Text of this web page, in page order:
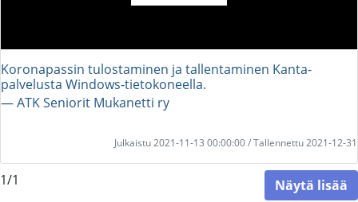
Koronapassin tulostaminen ja tallentaminen Kanta-
palvelusta Windows-tietokoneella.
― ATK Seniorit Mukanetti ry
Julkaistu 2021-11-13 00:00:00 / Tallennettu 2021-12-31
1/1 Näytä lisää